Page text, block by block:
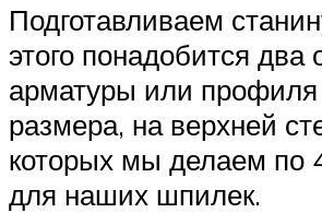
Подготавливаем
этого понадобится два
арматуры или профиля
размера, на верхней
которых мы делаем по
для наших шпилек.